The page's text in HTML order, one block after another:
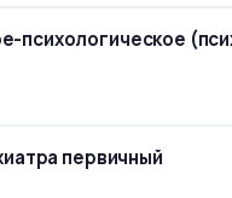
психологическое
первичный